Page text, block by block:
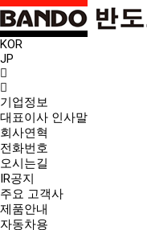
KOR
JP
기업정보
대표이사 인사말
회사연혁
전화번호
오시는길
IR공지
주요 고객사
제품안내
자동차용